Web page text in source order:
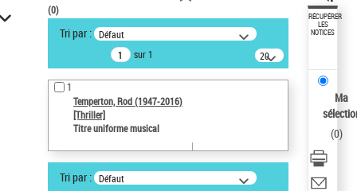
VOTRE RECHERCHE
Recherche avancée dans les
notices d’autorité
Œuvres liées à l'auteur :
Temperton, Rod (1947-2016)
Type de notice d'autorité
(0)
Tri par : Défaut
sur 1
20
résultats/page
1
Temperton, Rod (1947-2016)
[Thriller]
Titre uniforme musical
Tri par : Défaut
RÉCUPÉRER
LES
NOTICES
Ma
(0)